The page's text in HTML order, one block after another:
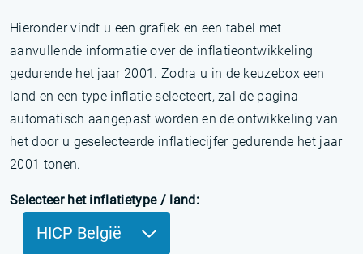
Hieronder vindt u een grafiek en een tabel met
aanvullende informatie over de inflatieontwikkeling
gedurende het jaar 2001. Zodra u in de keuzebox een
land en een type inflatie selecteert, zal de pagina
automatisch aangepast worden en de ontwikkeling van
het door u geselecteerde inflatiecijfer gedurende het jaar
2001 tonen.
Selecteer het inflatietype / land:
HICP België